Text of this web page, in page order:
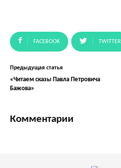
FACEBOOK TWITTER
Предыдущая статья
«Читаем сказы Павла Петровича
Бажова»
Комментарии